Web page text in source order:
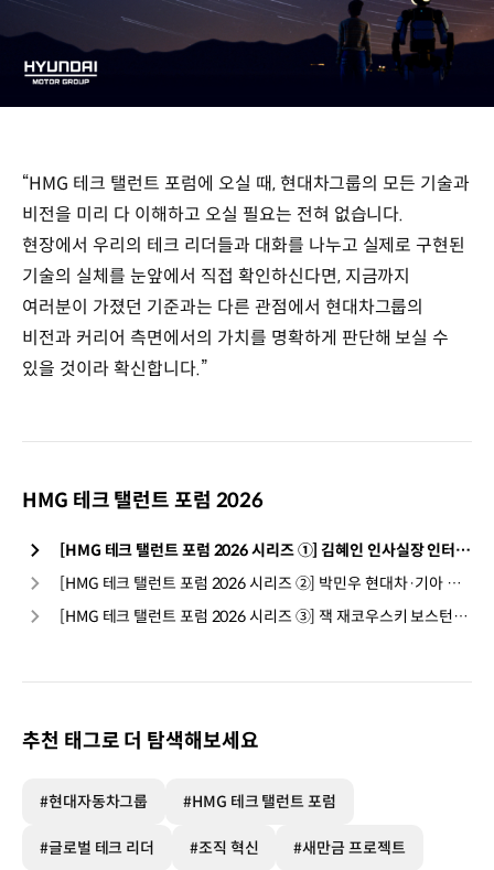
“HMG 테크 탤런트 포럼에 오실 때, 현대차그룹의 모든 기술과
비전을 미리 다 이해하고 오실 필요는 전혀 없습니다.
현장에서 우리의 테크 리더들과 대화를 나누고 실제로 구현된
기술의 실체를 눈앞에서 직접 확인하신다면, 지금까지
여러분이 가졌던 기준과는 다른 관점에서 현대차그룹의
비전과 커리어 측면에서의 가치를 명확하게 판단해 보실 수
있을 것이라 확신합니다.”
HMG 테크 탤런트 포럼 2026
[HMG 테크 탤런트 포럼 2026 시리즈 ①] 김혜인 인사실장 인터뷰: 현대자동차그룹은 왜 지금, 기술 인재와 미래를 이야기하는가
[HMG 테크 탤런트 포럼 2026 시리즈 ②] 박민우 현대차·기아 AVP 본부장 및 42dot CEO; AI 기술 상용화를 향한 현대차그룹의 로드맵
[HMG 테크 탤런트 포럼 2026 시리즈 ③] 잭 재코우스키 보스턴다이나믹스 최고제품기술책임자; 로봇, 연구실에서 현장으로
추천 태그로 더 탐색해보세요
#현대자동차그룹 #HMG 테크 탤런트 포럼
#글로벌 테크 리더 #조직 혁신 #새만금 프로젝트